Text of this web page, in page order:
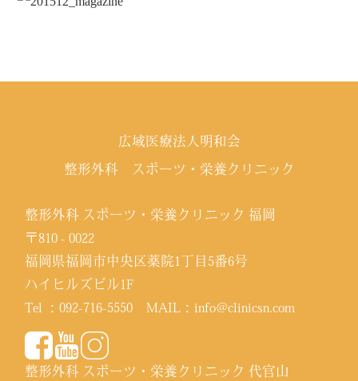
広域医療法人明和会
整形外科 スポーツ・栄養クリニック
整形外科 スポーツ・栄養クリニック 福岡
〒810 - 0022
福岡県福岡市中央区薬院1丁目5番6号
ハイヒルズビル1F
Tel ：092-716-5550 MAIL：info@clinicsn.com
整形外科 スポーツ・栄養クリニック 代官山